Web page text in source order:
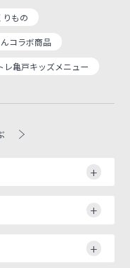
もの
コラボ商品
レ亀戸キッズメニュー